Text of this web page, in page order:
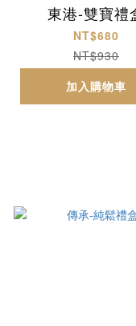
東港-雙寶禮
NT$680
NT$930
加入購物車